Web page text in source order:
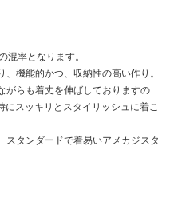
混率となります。
機能的かつ、収納性の高い作り。
がらも着丈を伸ばしておりますの
スッキリとスタイリッシュに着こ
スタンダードで着易いアメカジスタ